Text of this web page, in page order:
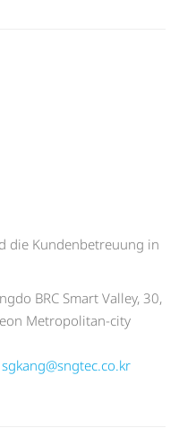
die Kundenbetreuung in
BRC Smart Valley, 30,
Metropolitan-city
sgkang@sngtec.co.kr